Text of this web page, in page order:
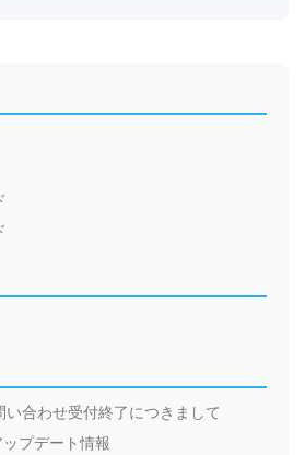
合わせ受付終了につきまして
プデート情報